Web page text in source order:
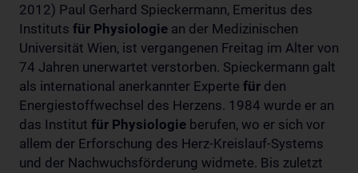
2012) Paul Gerhard Spieckermann, Emeritus des
Instituts für Physiologie an der Medizinischen
Universität Wien, ist vergangenen Freitag im Alter von
74 Jahren unerwartet verstorben. Spieckermann galt
als international anerkannter Experte für den
Energiestoffwechsel des Herzens. 1984 wurde er an
das Institut für Physiologie berufen, wo er sich vor
allem der Erforschung des Herz-Kreislauf-Systems
und der Nachwuchsförderung widmete. Bis zuletzt